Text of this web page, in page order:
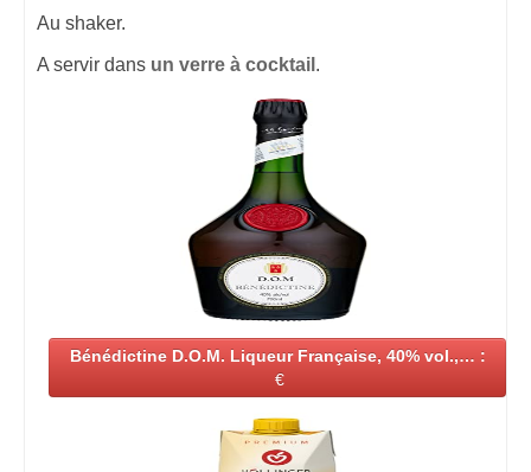
Au shaker.
A servir dans un verre à cocktail .
Bénédictine D.O.M. Liqueur Française, 40% vol.,… :
€